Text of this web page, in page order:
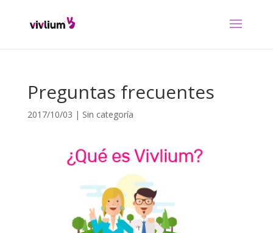
Preguntas frecuentes
2017/10/03 | Sin categoría